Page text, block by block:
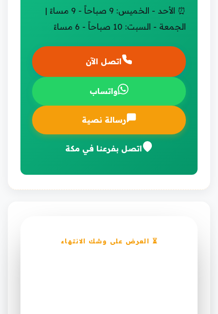
⏰ الأحد - الخميس: 9 صباحاً - 9 مساءً |
الجمعة - السبت: 10 صباحاً - 6 مساءً
اتصل الآن
واتساب
رسالة نصية
اتصل بفرعنا في مكة
⏳ العرض على وشك الانتهاء